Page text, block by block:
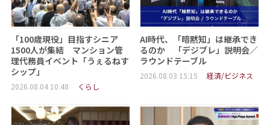
「100歳現役」目指すシニア
1500人が集結 マンション管
理代務員イベント「うぇるねす
シップ」
2026.08.04 10:48 くらし
AI時代、「暗黙知」は継承でき
るのか 「デジブレ」説明会／
ラウンドテーブル
2026.08.03 15:15 経済/ビジネス